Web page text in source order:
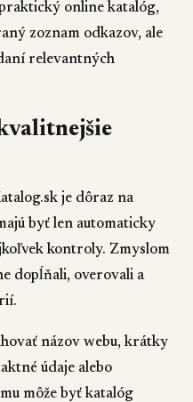
online katalóg,
zoznam odkazov, ale
relevantných
je dôraz na
byť len automaticky
kontroly. Zmyslom
dopĺňali, overovali a
názov webu, krátky
údaje alebo
môže byť katalóg